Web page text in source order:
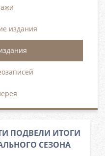
издания
ПОДВЕЛИ ИТОГИ
СЕЗОНА